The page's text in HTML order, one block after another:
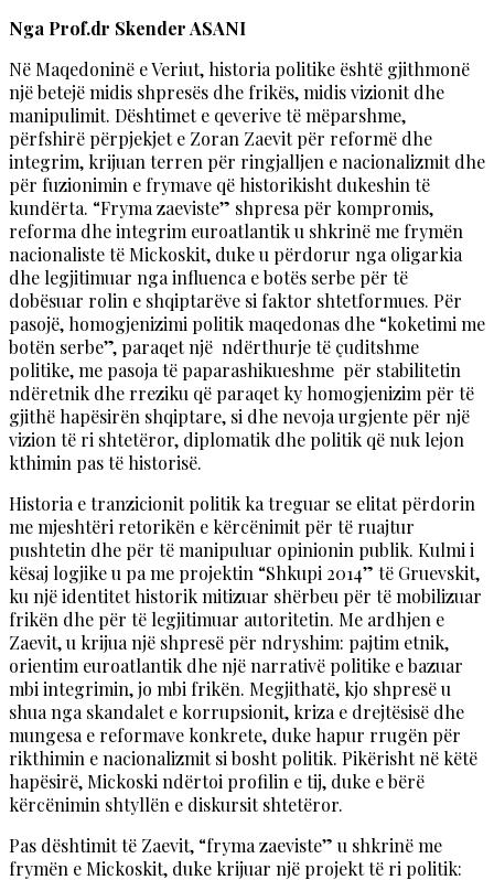
Nga Prof.dr Skender ASANI
Në Maqedoninë e Veriut, historia politike është gjithmonë
një betejë midis shpresës dhe frikës, midis vizionit dhe
manipulimit. Dështimet e qeverive të mëparshme,
përfshirë përpjekjet e Zoran Zaevit për reformë dhe
integrim, krijuan terren për ringjalljen e nacionalizmit dhe
për fuzionimin e frymave që historikisht dukeshin të
kundërta. “Fryma zaeviste” shpresa për kompromis,
reforma dhe integrim euroatlantik u shkrinë me frymën
nacionaliste të Mickoskit, duke u përdorur nga oligarkia
dhe legjitimuar nga influenca e botës serbe për të
dobësuar rolin e shqiptarëve si faktor shtetformues. Për
pasojë, homogjenizimi politik maqedonas dhe “koketimi me
botën serbe”, paraqet një ndërthurje të çuditshme
politike, me pasoja të paparashikueshme për stabilitetin
ndëretnik dhe rreziku që paraqet ky homogjenizim për të
gjithë hapësirën shqiptare, si dhe nevoja urgjente për një
vizion të ri shtetëror, diplomatik dhe politik që nuk lejon
kthimin pas të historisë.
Historia e tranzicionit politik ka treguar se elitat përdorin
me mjeshtëri retorikën e kërcënimit për të ruajtur
pushtetin dhe për të manipuluar opinionin publik. Kulmi i
kësaj logjike u pa me projektin “Shkupi 2014” të Gruevskit,
ku një identitet historik mitizuar shërbeu për të mobilizuar
frikën dhe për të legjitimuar autoritetin. Me ardhjen e
Zaevit, u krijua një shpresë për ndryshim: pajtim etnik,
orientim euroatlantik dhe një narrativë politike e bazuar
mbi integrimin, jo mbi frikën. Megjithatë, kjo shpresë u
shua nga skandalet e korrupsionit, kriza e drejtësisë dhe
mungesa e reformave konkrete, duke hapur rrugën për
rikthimin e nacionalizmit si bosht politik. Pikërisht në këtë
hapësirë, Mickoski ndërtoi profilin e tij, duke e bërë
kërcënimin shtyllën e diskursit shtetëror.
Pas dështimit të Zaevit, “fryma zaeviste” u shkrinë me
frymën e Mickoskit, duke krijuar një projekt të ri politik: